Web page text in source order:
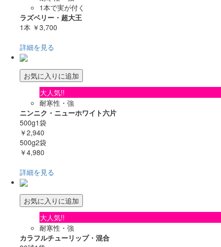
1本で実が付く
ラズベリー・超大王
1本 ￥3,700
詳細を見る
お気に入りに追加
大人気!!
耐寒性・強
ニンニク・ニューホワイト六片
500g1袋
￥2,940
500g2袋
￥4,980
詳細を見る
お気に入りに追加
大人気!!
耐寒性・強
カラフルチューリップ・混合